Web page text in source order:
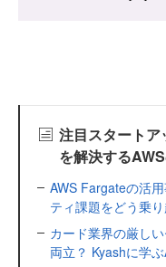
注目スタート
を解決する
AWS Fargateの活
ティ課題をどう乗
カード業界の厳し
両立？ Kyashに学